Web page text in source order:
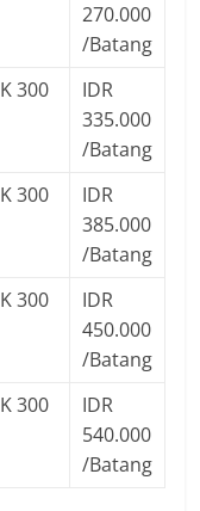
270.000
/Batang
K 300
IDR
335.000
/Batang
K 300
IDR
385.000
/Batang
K 300
IDR
450.000
/Batang
K 300
IDR
540.000
/Batang